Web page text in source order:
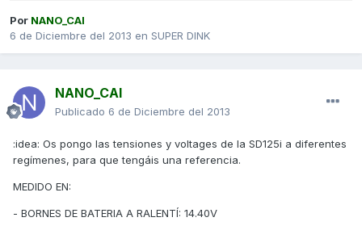
Por NANO_CAI
6 de Diciembre del 2013 en SUPER DINK
NANO_CAI
Publicado 6 de Diciembre del 2013
:idea: Os pongo las tensiones y voltages de la SD125i a diferentes
regímenes, para que tengáis una referencia.
MEDIDO EN:
- BORNES DE BATERIA A RALENTÍ: 14.40V